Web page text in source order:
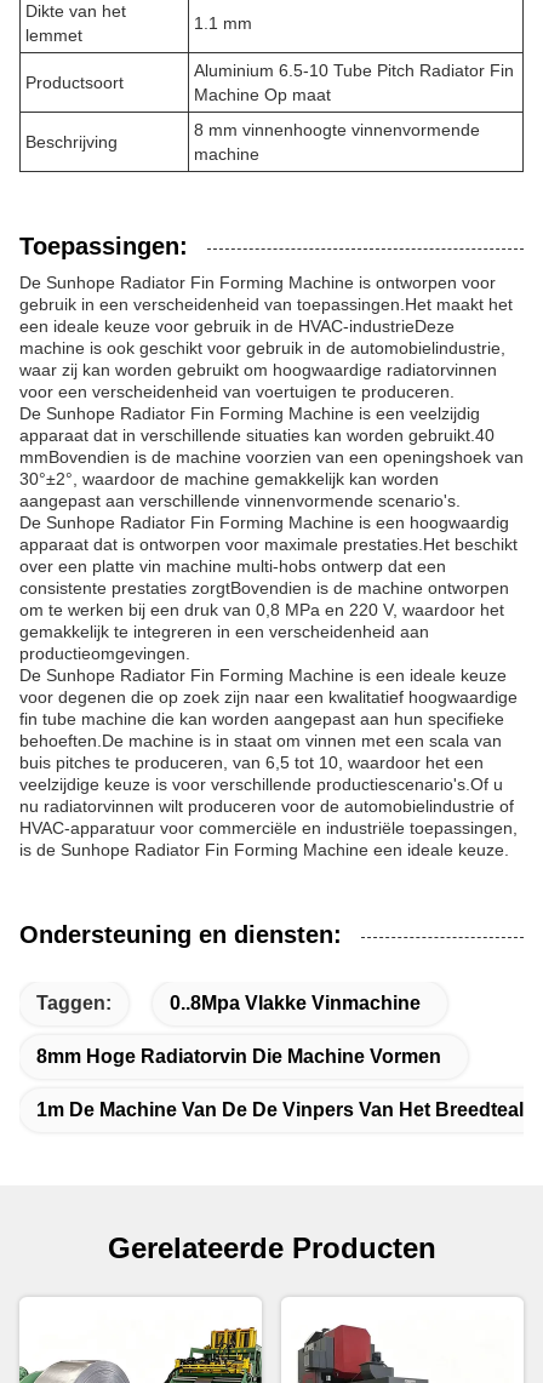
Dikte van het
lemmet
1.1 mm
Productsoort
Aluminium 6.5-10 Tube Pitch Radiator Fin
Machine Op maat
Beschrijving
8 mm vinnenhoogte vinnenvormende
machine
Toepassingen:
De Sunhope Radiator Fin Forming Machine is ontworpen voor
gebruik in een verscheidenheid van toepassingen.Het maakt het
een ideale keuze voor gebruik in de HVAC-industrieDeze
machine is ook geschikt voor gebruik in de automobielindustrie,
waar zij kan worden gebruikt om hoogwaardige radiatorvinnen
voor een verscheidenheid van voertuigen te produceren.
De Sunhope Radiator Fin Forming Machine is een veelzijdig
apparaat dat in verschillende situaties kan worden gebruikt.40
mmBovendien is de machine voorzien van een openingshoek van
30°±2°, waardoor de machine gemakkelijk kan worden
aangepast aan verschillende vinnenvormende scenario's.
De Sunhope Radiator Fin Forming Machine is een hoogwaardig
apparaat dat is ontworpen voor maximale prestaties.Het beschikt
over een platte vin machine multi-hobs ontwerp dat een
consistente prestaties zorgtBovendien is de machine ontworpen
om te werken bij een druk van 0,8 MPa en 220 V, waardoor het
gemakkelijk te integreren in een verscheidenheid aan
productieomgevingen.
De Sunhope Radiator Fin Forming Machine is een ideale keuze
voor degenen die op zoek zijn naar een kwalitatief hoogwaardige
fin tube machine die kan worden aangepast aan hun specifieke
behoeften.De machine is in staat om vinnen met een scala van
buis pitches te produceren, van 6,5 tot 10, waardoor het een
veelzijdige keuze is voor verschillende productiescenario's.Of u
nu radiatorvinnen wilt produceren voor de automobielindustrie of
HVAC-apparatuur voor commerciële en industriële toepassingen,
is de Sunhope Radiator Fin Forming Machine een ideale keuze.
Ondersteuning en diensten:
Taggen: 0..8Mpa Vlakke Vinmachine
8mm Hoge Radiatorvin Die Machine Vormen
1m De Machine Van De De Vinpers Van Het
Gerelateerde Producten